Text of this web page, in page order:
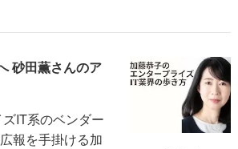
砂田薫さんのア
IT系のベンダー
報を手掛ける加